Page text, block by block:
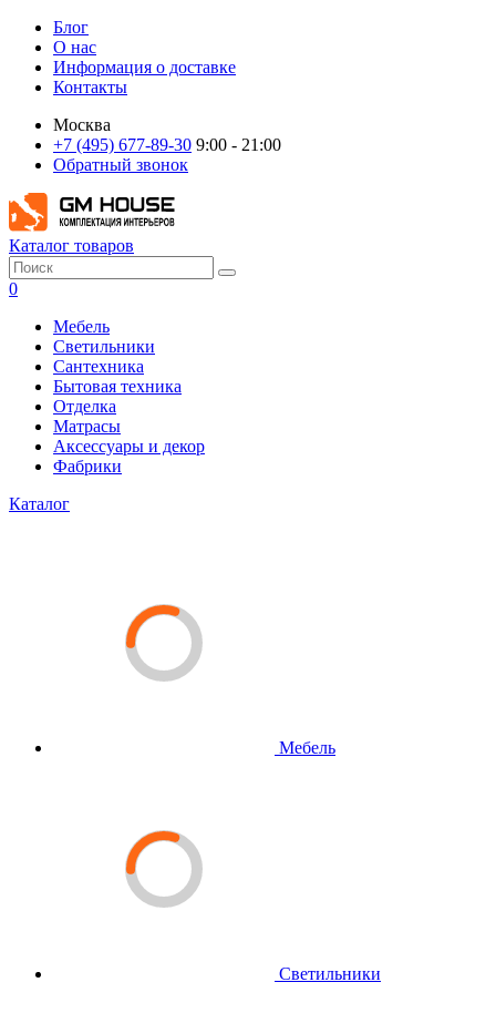
Блог
О нас
Информация о доставке
Контакты
Москва
+7 (495) 677-89-30 9:00 - 21:00
Обратный звонок
Каталог товаров
0
Мебель
Светильники
Сантехника
Бытовая техника
Отделка
Матрасы
Аксессуары и декор
Фабрики
Каталог
Мебель
Светильники